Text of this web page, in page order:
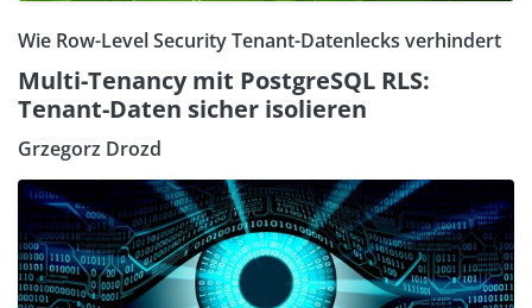
Wie Row-Level Security Tenant-Datenlecks verhindert
Multi-Tenancy mit PostgreSQL RLS:
Tenant-Daten sicher isolieren
Grzegorz Drozd